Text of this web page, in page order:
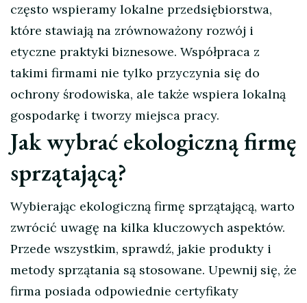
często wspieramy lokalne przedsiębiorstwa,
które stawiają na zrównoważony rozwój i
etyczne praktyki biznesowe. Współpraca z
takimi firmami nie tylko przyczynia się do
ochrony środowiska, ale także wspiera lokalną
gospodarkę i tworzy miejsca pracy.
Jak wybrać ekologiczną firmę
sprzątającą?
Wybierając ekologiczną firmę sprzątającą, warto
zwrócić uwagę na kilka kluczowych aspektów.
Przede wszystkim, sprawdź, jakie produkty i
metody sprzątania są stosowane. Upewnij się, że
firma posiada odpowiednie certyfikaty